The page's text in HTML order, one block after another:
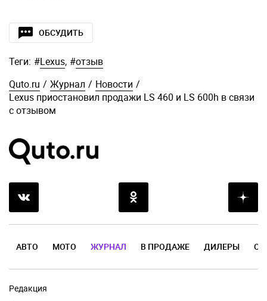
ОБСУДИТЬ
Теги: #Lexus, #отзыв
Quto.ru / Журнал / Новости /
Lexus приостановил продажи LS 460 и LS 600h в связи
с отзывом
АВТО МОТО ЖУРНАЛ В ПРОДАЖЕ ДИЛЕРЫ
Редакция